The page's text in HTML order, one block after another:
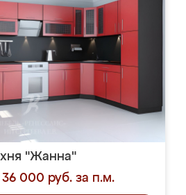
"Жанна"
000 руб. за п.м.